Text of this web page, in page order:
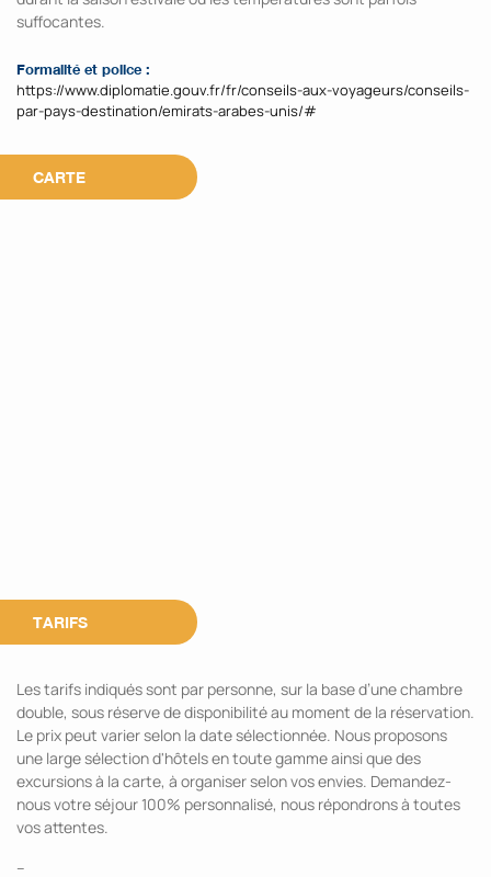
suffocantes.
Formalité et police :
https://www.diplomatie.gouv.fr/fr/conseils-aux-voyageurs/conseils-
par-pays-destination/emirats-arabes-unis/#
CARTE
TARIFS
Les tarifs indiqués sont par personne, sur la base d’une chambre
double, sous réserve de disponibilité au moment de la réservation.
Le prix peut varier selon la date sélectionnée. Nous proposons
une large sélection d'hôtels en toute gamme ainsi que des
excursions à la carte, à organiser selon vos envies. Demandez-
nous votre séjour 100% personnalisé, nous répondrons à toutes
vos attentes.
--